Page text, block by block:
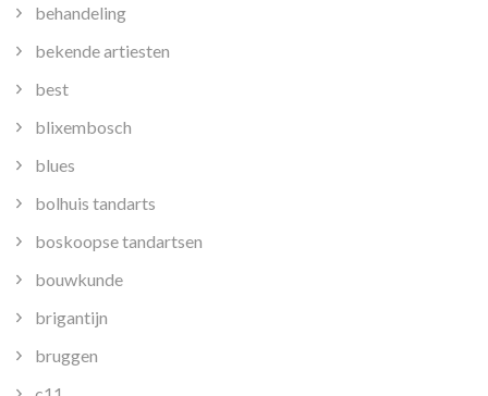
behandeling
bekende artiesten
best
blixembosch
blues
bolhuis tandarts
boskoopse tandartsen
bouwkunde
brigantijn
bruggen